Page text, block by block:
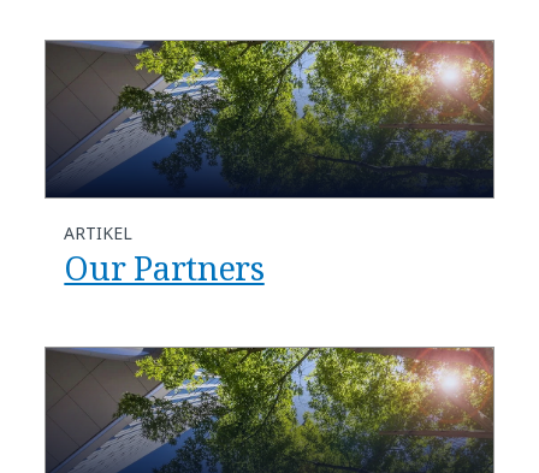
ARTIKEL
Our Partners